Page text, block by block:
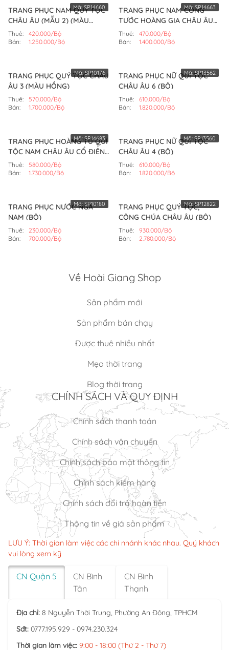
TRANG PHỤC NAM QUÝ TỘC
CHÂU ÂU (MẪU 2) (MÀU
XANH)
Thuê:
420.000/Bộ
Bán:
1.250.000/Bộ
Mã:SP14660
TRANG PHỤC NAM CÔNG
TƯỚC HOÀNG GIA CHÂU ÂU
CỔ ĐIỂN (MÀU XANH)
Thuê:
470.000/Bộ
Bán:
1.400.000/Bộ
Mã: SP14663
TRANG PHỤC QUÝ TỘC CHÂU
ÂU 3 (MÀU HỒNG)
Thuê:
570.000/Bộ
Bán:
1.700.000/Bộ
Mã:SP10176
TRANG PHỤC NỮ QUÍ TỘC
CHÂU ÂU 6 (BỘ)
Thuê:
610.000/Bộ
Bán:
1.820.000/Bộ
Mã:SP13562
TRANG PHỤC HOÀNG TỬ QUÍ
TỘC NAM CHÂU ÂU CỔ ĐIỂN
(MÀU ĐEN)
Thuê:
580.000/Bộ
Bán:
1.730.000/Bộ
Mã:SP14683
TRANG PHỤC NỮ QUÍ TỘC
CHÂU ÂU 4 (BỘ)
Thuê:
610.000/Bộ
Bán:
1.820.000/Bộ
Mã:SP13560
TRANG PHỤC NƯỚC NGA
NAM (BỘ)
Thuê:
230.000/Bộ
Bán:
700.000/Bộ
Mã:SP10180
TRANG PHỤC QUÝ TỘC,
CÔNG CHÚA CHÂU ÂU (BỘ)
Thuê:
930.000/Bộ
Bán:
2.780.000/Bộ
Mã:SP12822
Về Hoài Giang Shop
Sản phẩm mới
Sản phẩm bán chạy
Được thuê nhiều nhất
Mẹo thời trang
Blog thời trang
CHÍNH SÁCH VÀ QUY ĐỊNH
Chính sách thanh toán
Chính sách vận chuyển
Chính sách bảo mật thông tin
Chính sách kiểm hàng
Chính sách đổi trả hoàn tiền
Thông tin về giá sản phẩm
LƯU Ý: Thời gian làm việc các chi nhánh khác nhau. Quý khách
vui lòng xem kỹ
CN Quận 5
CN Bình
Tân
CN Bình
Thạnh
Địa chỉ: 8 Nguyễn Thời Trung, Phường An Đông, TPHCM
Sđt: 0777.195.929 - 0974.230.324
Thời gian làm việc: 9:00 - 18:00 (Thứ 2 - Thứ 7)